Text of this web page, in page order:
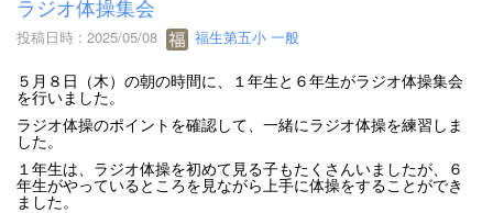
ラジオ体操集会
投稿日時 : 2025/05/08 福生第五小 一般
５月８日（木）の朝の時間に、１年生と６年生がラジオ体操集会
を行いました。
ラジオ体操のポイントを確認して、一緒にラジオ体操を練習しま
した。
１年生は、ラジオ体操を初めて見る子もたくさんいましたが、６
年生がやっているところを見ながら上手に体操をすることができ
ました。